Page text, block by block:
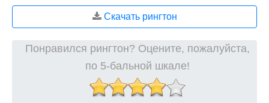
Скачать рингтон
Понравился рингтон? Оцените, пожалуйста,
по 5-бальной шкале!